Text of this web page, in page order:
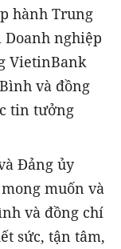
hành Trung
nghiệp
VietinBank
và đồng
tin tưởng
Đảng ủy
muốn và
và đồng chí
sức, tận tâm,